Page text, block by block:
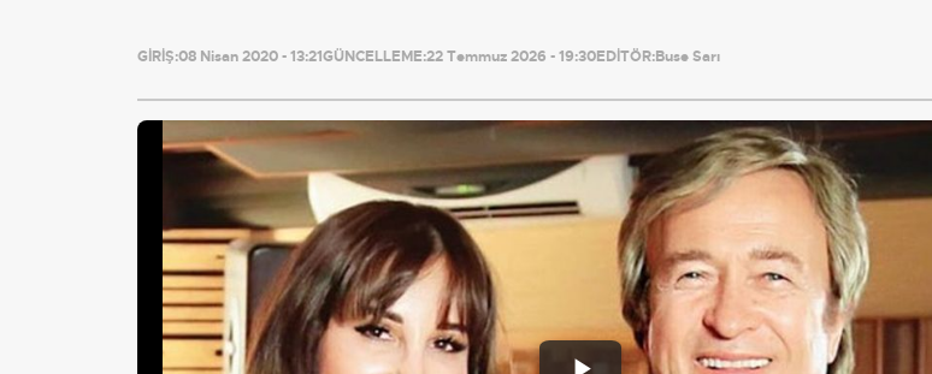
GİRİŞ:08 Nisan 2020 - 13:21GÜNCELLEME:22 Temmuz 2026 - 19:30EDİTÖR:Buse Sarı